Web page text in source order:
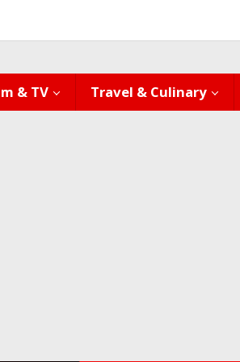
& TV Travel & Culinary